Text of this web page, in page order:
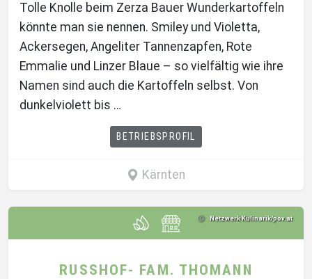
Tolle Knolle beim Zerza Bauer Wunderkartoffeln
könnte man sie nennen. Smiley und Violetta,
Ackersegen, Angeliter Tannenzapfen, Rote
Emmalie und Linzer Blaue – so vielfältig wie ihre
Namen sind auch die Kartoffeln selbst. Von
dunkelviolett bis …
BETRIEBSPROFIL
Kärnten
Netzwerk Kulinarik/pov.at
RUSSHOF- FAM. THOMANN